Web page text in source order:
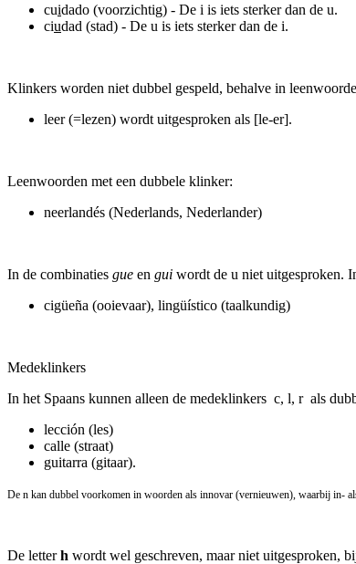
cuidado (voorzichtig) - De i is iets sterker dan de u.
ciudad (stad) - De u is iets sterker dan de i.
Klinkers worden niet dubbel gespeld, behalve in
leer (=lezen) wordt uitgesproken als [le-er].
Leenwoorden met een dubbele klinker:
neerlandés (Nederlands, Nederlander)
In de combinaties gue en gui wordt de u niet uitgesproken.
cigüeña (ooievaar), lingüístico (taalkundig)
Medeklinkers
In het Spaans kunnen alleen de medeklinkers c, l, r als
lección (les)
calle (straat)
guitarra (gitaar).
De n kan dubbel voorkomen in woorden als innovar (vernieuwen), waarbij in-
De letterh wordt wel geschreven, maar niet uitgesproken,